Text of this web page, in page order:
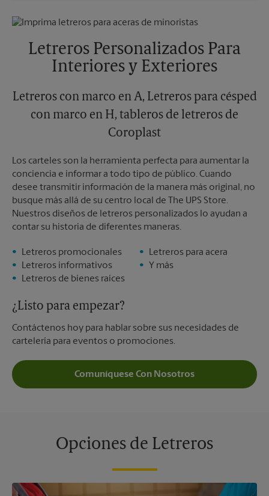
Lunes
Martes
5:00 PM
Viernes
5:30 PM
Domingo
Sin Recolección
5:30 PM
Letreros Personalizados Para
Interiores y Exteriores
Letreros con marco en A, Letreros para césped
con marco en H, tableros de letreros de
Coroplast
Los carteles son la herramienta perfecta para aumentar la
conciencia e informar a todo tipo de público. Cuando
desee transmitir información de la manera más original, no
busque más allá de su centro local de The UPS Store.
Nuestros diseños de letreros personalizados lo ayudan a
contar su historia de diferentes maneras.
Letreros promocionales
Letreros informativos
Letreros de bienes raíces
Letreros para acera
Y más
¿Listo para empezar?
Contáctenos hoy para hablar sobre sus necesidades de
cartelería para eventos o promociones.
Comuníquese Con Nosotros
Opciones de Letreros